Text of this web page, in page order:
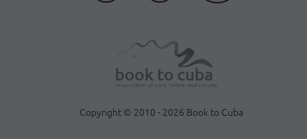
Copyright © 2010 - 2026 Book to Cuba